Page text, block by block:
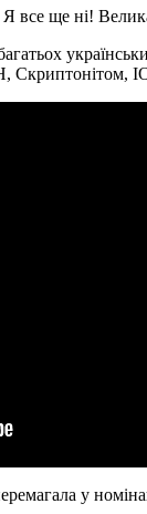
ще ні!
Скриптонітом,
у